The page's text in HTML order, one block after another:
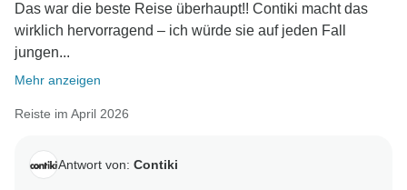
Das war die beste Reise überhaupt!! Contiki macht das
wirklich hervorragend – ich würde sie auf jeden Fall
jungen...
Mehr anzeigen
Reiste im April 2026
Antwort von: Contiki